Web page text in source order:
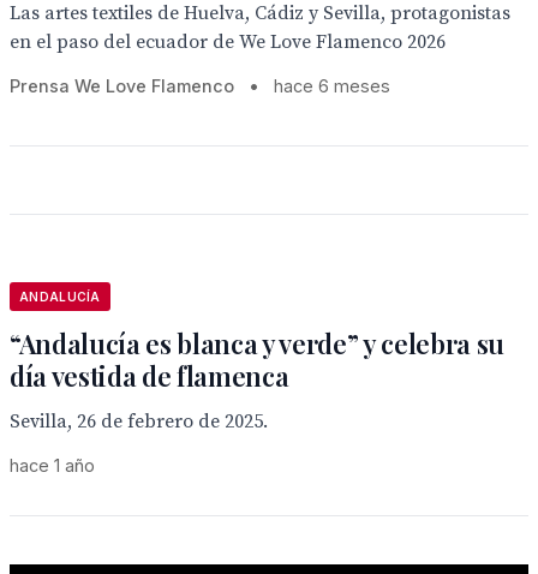
Las artes textiles de Huelva, Cádiz y Sevilla, protagonistas
en el paso del ecuador de We Love Flamenco 2026
Prensa We Love Flamenco • hace 6 meses
ANDALUCÍA
“Andalucía es blanca y verde” y celebra su
día vestida de flamenca
Sevilla, 26 de febrero de 2025.
hace 1 año